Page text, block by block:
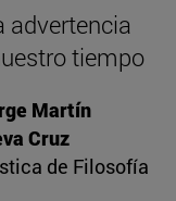
advertencia
tiempo
Martín
Cruz
de Filosofía